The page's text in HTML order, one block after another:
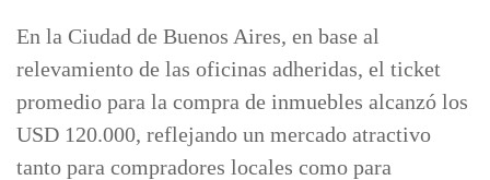
En la Ciudad de Buenos Aires, en base al
relevamiento de las oficinas adheridas, el ticket
promedio para la compra de inmuebles alcanzó los
USD 120.000, reflejando un mercado atractivo
tanto para compradores locales como para